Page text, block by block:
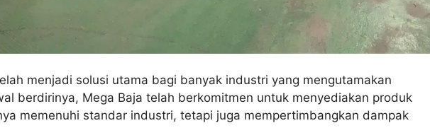
menjadi solusi utama bagi banyak industri yang mengutamakan
berdirinya, Mega Baja telah berkomitmen untuk menyediakan produk
memenuhi standar industri, tetapi juga mempertimbangkan dampak